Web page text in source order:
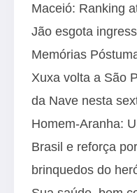
Maceió: Ranking
Jão esgota
Memórias
Xuxa volta a São
da Nave nesta
Homem-Aranha:
Brasil e reforça
brinquedos do